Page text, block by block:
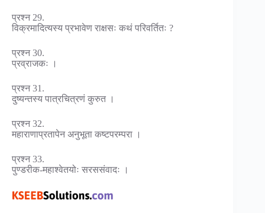
प्रश्न 29.
विक्रमादित्यस्य प्रभावेण राक्षसः कथं परिवर्तितः ?
प्रश्न 30.
प्रव्राजकः ।
प्रश्न 31.
दुष्यन्तस्य पात्रचित्रणं कुरुत ।
प्रश्न 32.
महाराणाप्रतापेन अनुभूता कष्टपरम्परा ।
प्रश्न 33.
पुण्डरीक-महाश्वेतयोः सरससंवादः ।